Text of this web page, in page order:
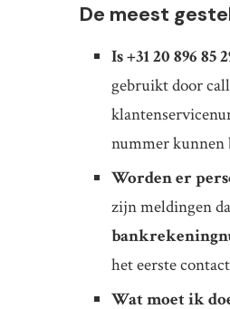
De meest
Is +31 20 896
gebruikt door
nummer kunnen
Worden er
zijn meldingen
het eerste
Wat moet ik